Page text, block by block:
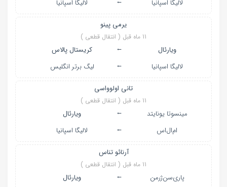
لالیگا اسپانیا
لالیگا اسپانیا
یرمی پینو
11 ماه قبل ( انتقال قطعی )
ویارئال ←
کریستال پالاس
لالیگا اسپانیا
← لیگ برتر انگلیس
تانی اولوواسی
11 ماه قبل ( انتقال قطعی )
مینسوتا یونایتد ←
ویارئال
ام‌ال‌اس
← لالیگا اسپانیا
آرنائو تناس
11 ماه قبل ( انتقال قطعی )
پاری‌سن‌ژرمن ←
ویارئال